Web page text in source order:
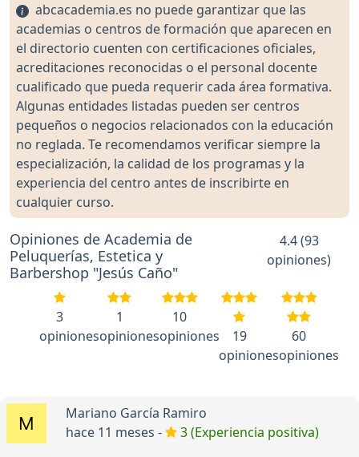
abcacademia.es no puede garantizar que las
academias o centros de formación que aparecen en
el directorio cuenten con certificaciones oficiales,
acreditaciones reconocidas o el personal docente
cualificado que pueda requerir cada área formativa.
Algunas entidades listadas pueden ser centros
pequeños o negocios relacionados con la educación
no reglada. Te recomendamos verificar siempre la
especialización, la calidad de los programas y la
experiencia del centro antes de inscribirte en
cualquier curso.
Opiniones de Academia de
Peluquerías, Estetica y
Barbershop "Jesús Caño"
4.4 (93
opiniones)
3
opiniones
1
opiniones
10
opiniones
19
opiniones
60
opiniones
Mariano García Ramiro
hace 11 meses -
3 (Experiencia positiva)